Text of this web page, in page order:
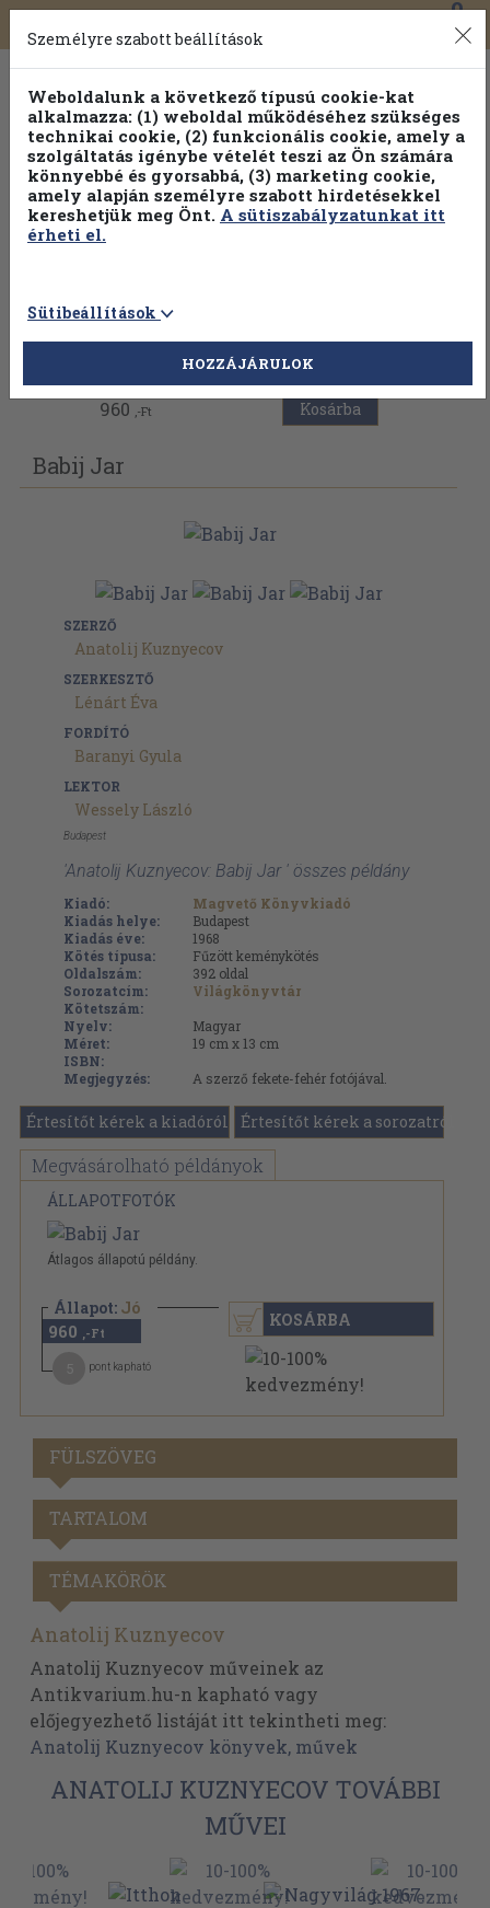
Toggle
navigation
0
Válogasson több mint 1.000.000 kiadványunk közül
100% kedvezménnyel!
Vissza az előző oldalra
960 ,-Ft Kosárba
Babij Jar
SZERZŐ
Anatolij Kuznyecov
SZERKESZTŐ
Lénárt Éva
FORDÍTÓ
Baranyi Gyula
LEKTOR
Wessely László
Budapest
'Anatolij Kuznyecov: Babij Jar ' összes példány
Kiadó:
Magvető Könyvkiadó
Kiadás helye:
Budapest
Kiadás éve:
1968
Kötés típusa:
Fűzött keménykötés
Oldalszám:
392 oldal
Sorozatcím:
Világkönyvtár
Kötetszám:
Nyelv:
Magyar
Méret:
19 cm x 13 cm
ISBN:
Megjegyzés:
A szerző fekete-fehér fotójával.
Értesítőt kérek a kiadóról Értesítőt kérek a sorozatról
Megvásárolható példányok
ÁLLAPOTFOTÓK
Átlagos állapotú példány.
Állapot: Jó
960 ,-Ft
pont kapható
KOSÁRBA
FÜLSZÖVEG
TARTALOM
TÉMAKÖRÖK
Anatolij Kuznyecov
Anatolij Kuznyecov műveinek az
Antikvarium.hu-n kapható vagy
előjegyezhető listáját itt tekintheti meg:
Anatolij Kuznyecov könyvek, művek
ANATOLIJ KUZNYECOV TOVÁBBI
MŰVEI
Személyre szabott beállítások
Weboldalunk a következő típusú cookie-kat
alkalmazza: (1) weboldal működéséhez szükséges
technikai cookie, (2) funkcionális cookie, amely a
szolgáltatás igénybe vételét teszi az Ön számára
könnyebbé és gyorsabbá, (3) marketing cookie,
amely alapján személyre szabott hirdetésekkel
kereshetjük meg Önt. A sütiszabályzatunkat itt
érheti el.
Sütibeállítások
HOZZÁJÁRULOK